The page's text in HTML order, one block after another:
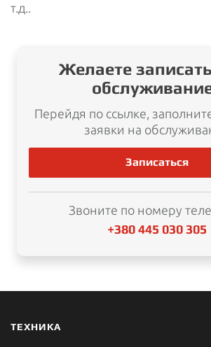
т.д..
Желаете
Перейдя по ссылке,
заявки на
Записаться
Звоните по номеру
+380 445 030 305
ТЕХНИКА